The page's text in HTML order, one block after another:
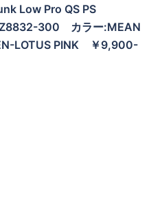
Low Pro QS PS
300 カラー:MEAN
LOTUS PINK ￥9,900-